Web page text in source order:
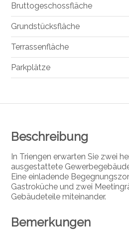
Beschreibung
In Triengen erwarten Sie zwei
ausgestattete
Eine einladende
Gastroküche und zwei
Gebäudeteile miteinander.
Bemerkungen
Bruttogeschossfläche
Grundstücksfläche
Terrassenfläche
Parkplätze